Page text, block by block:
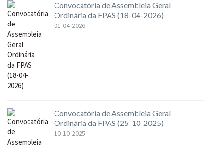
Convocatória de Assembleia Geral
Ordinária da FPAS (18-04-2026)
01-04-2026
Convocatória de Assembleia Geral
Ordinária da FPAS (25-10-2025)
10-10-2025